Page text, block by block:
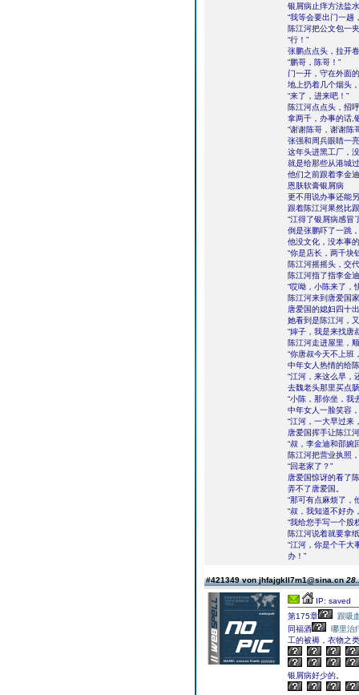
银屑病止痒方法盐水
“我等会要出门一趟
陈江河把公文包一
“行！”
张鹏点点头，拉开
“鹏哥，陈哥！”
门一开，守在外面
地上扔着几个烟头
“来了，进来吧！”
陈江河点点头，招
拿两千，办事的话,
“谢谢陈哥，谢谢陈
张强和周兵眼睛一
这年头进黑工厂，
就是给那些从港城
他们之前跟着李金
恩肤软膏银屑病
更不用说办事还能
跟着陈江河果然比
“江得了银屑病感冒
倒是张鹏吓了一跳
他没文化，没本事
“你是店长，两千块
陈江河摇摇头，交
陈江河指了指李金
“哎呦，小陈来了，
陈江河来到唐爱国
唐爱国的媳妇四十
她看到是陈江河，
“婶子，我是来找唐
陈江河走进屋里，
“你唐叔今天不上班
中年女人热情的给
“江河，来这么早，
去魏老头那里买点
“小陈，那你坐，我
中年女人一脸笑容
“江河，一大早过来
唐爱国挥手让陈江
“叔，李金迪和邵婉
陈江河把营业执照
“回老家了？”
唐爱国惊讶的看了
弄不了唐爱国。
“那可有点麻烦了，
“叔，我知道不好办
“我给您手写一个股
陈江河说着就要拿
“江河，你是个干大
办！”
#421349 von jhfajgkll7m1@sina.cn
IP: saved
第175章
跟吸
同福酒
哪里治
工的被褥，衣物之
银屑病好少的。